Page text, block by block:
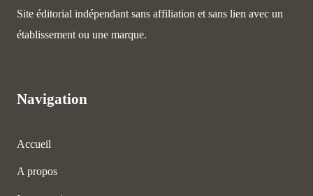
Site éditorial indépendant sans affiliation et sans lien avec un
établissement ou une marque.
Navigation
Accueil
A propos